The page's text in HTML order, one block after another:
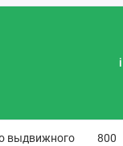
i
выдвижного
800